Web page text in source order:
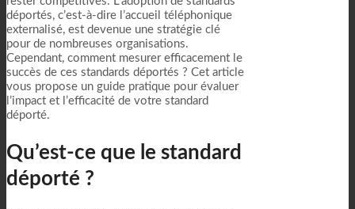
déportés, c’est-à-dire l’accueil téléphonique
externalisé, est devenue une stratégie clé
pour de nombreuses organisations.
Cependant, comment mesurer efficacement le
succès de ces standards déportés ? Cet article
vous propose un guide pratique pour évaluer
l’impact et l’efficacité de votre standard
déporté.
Qu’est-ce que le standard
déporté ?